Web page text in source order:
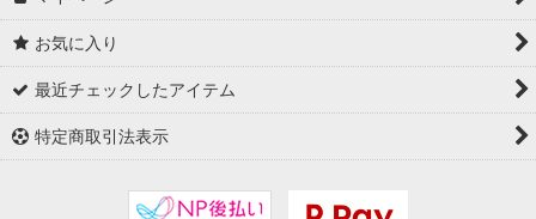
お気に入り
最近チェックしたアイテム
特定商取引法表示